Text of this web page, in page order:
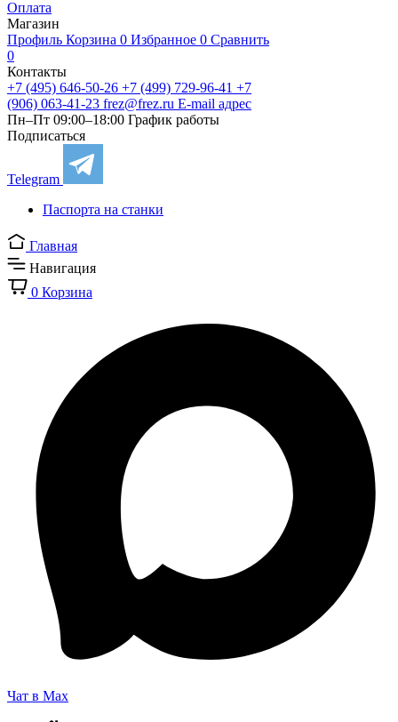
Оплата
Магазин
Профиль Корзина 0 Избранное 0 Сравнить
0
Контакты
+7 (495) 646-50-26 +7 (499) 729-96-41 +7
(906) 063-41-23 frez@frez.ru E-mail адрес
Пн–Пт 09:00–18:00 График работы
Подписаться
Telegram
Паспорта на станки
Главная
Навигация
0 Корзина
Чат в Max